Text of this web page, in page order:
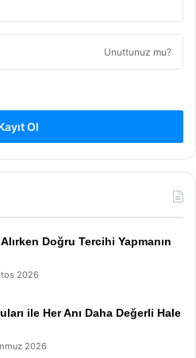
Unuttunuz mu?
Ol
Doğru Tercihi Yapmanın
2026
ile Her Anı Daha Değerli Hale
2026